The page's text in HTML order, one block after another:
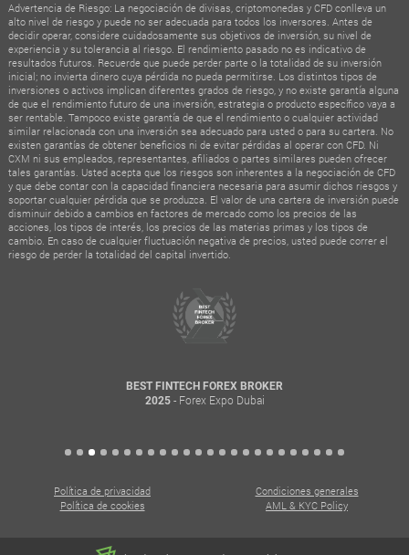
Advertencia de Riesgo: La negociación de divisas, criptomonedas y CFD conlleva un
alto nivel de riesgo y puede no ser adecuada para todos los inversores. Antes de
decidir operar, considere cuidadosamente sus objetivos de inversión, su nivel de
experiencia y su tolerancia al riesgo. El rendimiento pasado no es indicativo de
resultados futuros. Recuerde que puede perder parte o la totalidad de su inversión
inicial; no invierta dinero cuya pérdida no pueda permitirse. Los distintos tipos de
inversiones o activos implican diferentes grados de riesgo, y no existe garantía alguna
de que el rendimiento futuro de una inversión, estrategia o producto específico vaya a
ser rentable. Tampoco existe garantía de que el rendimiento o cualquier actividad
similar relacionada con una inversión sea adecuado para usted o para su cartera. No
existen garantías de obtener beneficios ni de evitar pérdidas al operar con CFD. Ni
CXM ni sus empleados, representantes, afiliados o partes similares pueden ofrecer
tales garantías. Usted acepta que los riesgos son inherentes a la negociación de CFD
y que debe contar con la capacidad financiera necesaria para asumir dichos riesgos y
soportar cualquier pérdida que se produzca. El valor de una cartera de inversión puede
disminuir debido a cambios en factores de mercado como los precios de las
acciones, los tipos de interés, los precios de las materias primas y los tipos de
cambio. En caso de cualquier fluctuación negativa de precios, usted puede correr el
riesgo de perder la totalidad del capital invertido.
BEST FINTECH FOREX BROKER
2025- Forex Expo Dubai
Política de privacidad
Condiciones generales
Política de cookies
AML & KYC Policy